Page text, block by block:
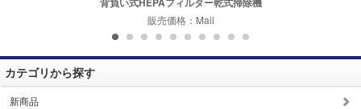
販売価格：Mail
カテゴリから探す
新商品